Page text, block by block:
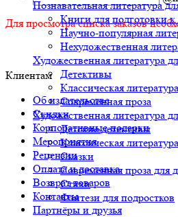
Познавательная литература
Книги для подготовки
Научно-популярная
Нехудожественная
Художественная литература
Детективы
Классическая литература
Современная проза
Художественная литература
Детские детективы
Классическая
Сказки
Современная проза для
Стихи
Фэнтези для подростков
Для просмотра списка заказов
Клиентам
Об издательстве
Скидки
Корпоративные подарки
Мероприятия
Рецензии
Оплата и доставка
Возврат товаров
Контакты
Партнёры и друзья